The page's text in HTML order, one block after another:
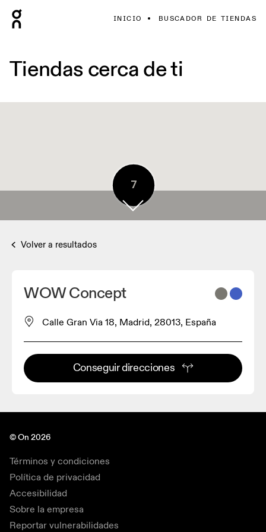
INICIO BUSCADOR DE TIENDAS
Tiendas cerca de ti
7
Volver a resultados
WOW Concept
Calle Gran Via 18, Madrid, 28013, España
Conseguir direcciones
© On 2026
Términos y condiciones
Política de privacidad
Accesibilidad
Sobre la empresa
Reportar vulnerabilidades